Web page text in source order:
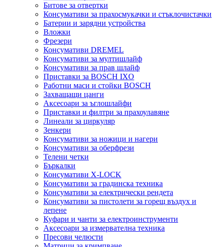
Битове за отвертки
Консумативи за прахосмукачки и стъклочистачки
Батерии и зарядни устройства
Вложки
Фрезери
Консумативи DREMEL
Консумативи за мултишлайф
Консумативи за прав шлайф
Приставки за BOSCH IXO
Работни маси и стойки BOSCH
Захващащи цанги
Аксесоари за ъглошлайфи
Приставки и филтри за прахоулавяне
Линеали за циркуляр
Зенкери
Консумативи за ножици и нагери
Консумативи за оберфрези
Телени четки
Бъркалки
Консумативи X-LOCK
Консумативи за градинска техника
Консумативи за електрически рендета
Консумативи за пистолети за горещ въздух и
лепене
Куфари и чанти за електроинструменти
Аксесоари за измервателна техника
Пресови челюсти